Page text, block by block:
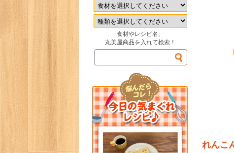
食材やレシピ名、
丸美屋商品を入れて検索！
れんこ